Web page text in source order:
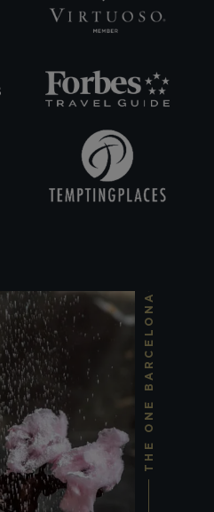
THE ONE BARCELONA